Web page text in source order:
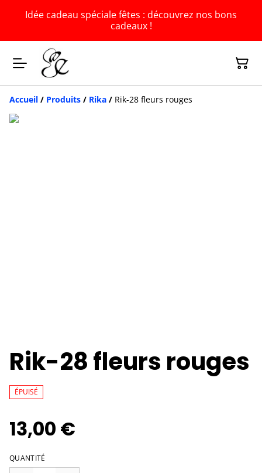
Idée cadeau spéciale fêtes : découvrez nos bons
cadeaux !
Accueil / Produits / Rika / Rik-28 fleurs rouges
Rik-28 fleurs rouges
ÉPUISÉ
13,00 €
QUANTITÉ